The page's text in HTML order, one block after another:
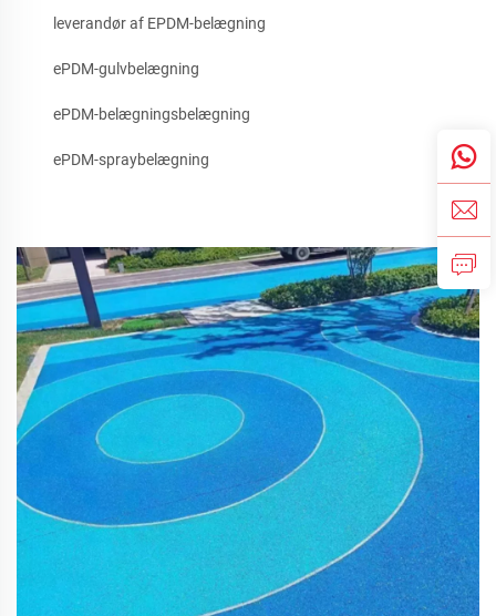
leverandør af EPDM-belægning
ePDM-gulvbelægning
ePDM-belægningsbelægning
ePDM-spraybelægning